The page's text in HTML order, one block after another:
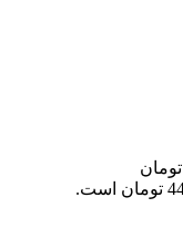
قیمت اصلی 53,070,000 تومان